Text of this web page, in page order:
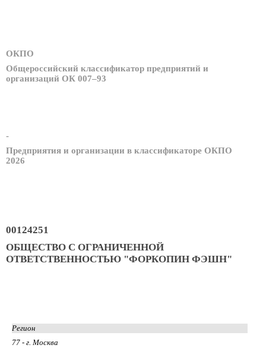
ОКПО
Общероссийский классификатор предприятий и
организаций ОК 007–93
-
Предприятия и организации в классификаторе ОКПО
2026
00124251
ОБЩЕСТВО С ОГРАНИЧЕННОЙ
ОТВЕТСТВЕННОСТЬЮ "ФОРКОПИН ФЭШН"
Регион
77 - г. Москва